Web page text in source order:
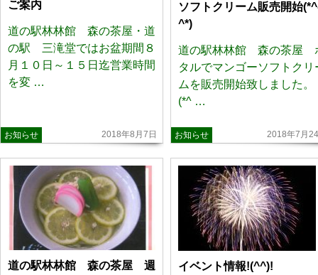
ご案内
道の駅林林館 森の茶屋・道
の駅 三滝堂ではお盆期間８
月１０日～１５日迄営業時間
を変 …
2018年8月7日
お知らせ
ソフトクリーム販売開始
^*)
道の駅林林館 森の茶屋
タルでマンゴーソフトクリ
ムを販売開始致しました。
(*^ …
2018年7月
お知らせ
道の駅林林館 森の茶屋 週
イベント情報!(^^)!